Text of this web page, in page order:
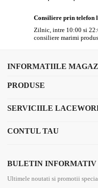
Consiliere prin telefon
Zilnic, intre 10:00 si
consiliere marimi
INFORMATIILE
PRODUSE
SERVICIILE
CONTUL TAU
BULETIN INFORMATIV
Ultimele noutati si promotii